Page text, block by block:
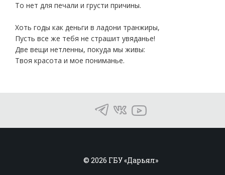
То нет для печали и грусти причины.
Хоть годы как деньги в ладони транжиры,
Пусть все же тебя не страшит увяданье!
Две вещи нетленны, покуда мы живы:
Твоя красота и мое пониманье.
© 2026 ГБУ «Дарьял»